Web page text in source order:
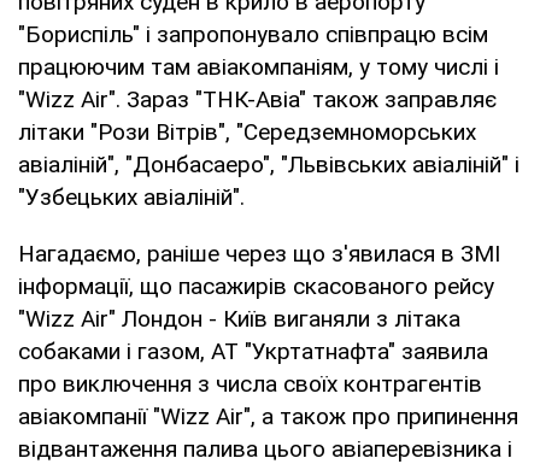
"Бориспіль" і запропонувало співпрацю всім
працюючим там авіакомпаніям, у тому числі і
"Wizz Air". Зараз "ТНК-Авіа" також заправляє
літаки "Рози Вітрів", "Середземноморських
авіаліній", "Донбасаеро", "Львівських авіаліній" і
"Узбецьких авіаліній".
Нагадаємо, раніше через що з'явилася в ЗМІ
інформації, що пасажирів скасованого рейсу
"Wizz Аir" Лондон - Київ виганяли з літака
собаками і газом, АТ "Укртатнафта" заявила
про виключення з числа своїх контрагентів
авіакомпанії "Wizz Air", а також про припинення
відвантаження палива цього авіаперевізника і